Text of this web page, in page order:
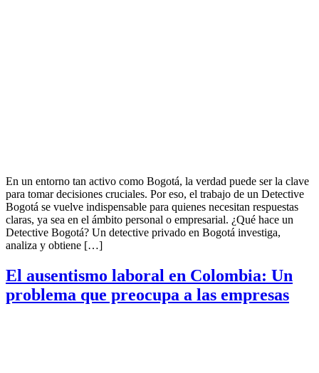
En un entorno tan activo como Bogotá, la verdad puede ser la clave
para tomar decisiones cruciales. Por eso, el trabajo de un Detective
Bogotá se vuelve indispensable para quienes necesitan respuestas
claras, ya sea en el ámbito personal o empresarial. ¿Qué hace un
Detective Bogotá? Un detective privado en Bogotá investiga,
analiza y obtiene […]
El ausentismo laboral en Colombia: Un
problema que preocupa a las empresas